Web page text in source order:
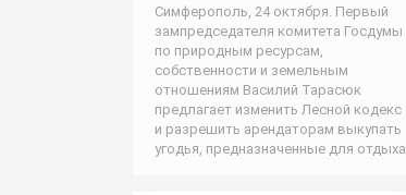
Симферополь, 24 октября. Первый
зампредседателя комитета Госдумы
по природным ресурсам,
собственности и земельным
отношениям Василий Тарасюк
предлагает изменить Лесной кодекс
и разрешить арендаторам выкупать
угодья, предназначенные для отдыха